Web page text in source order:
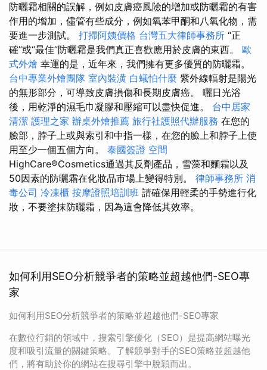
防曬霜相關的誤解，例如皮膚癌風險的增加或防曬霜的有害
作用的增加，儘管有些成分，例如氧苯甲酮和八氧化物，需
要進一步測試。 打掃阿姨價格 台灣五大律師事務所 “正
確”或“最佳”防曬霜是我們真正喜歡應用於皮膚的東西。 歐
式外燴 幸運的是，近年來，我們擁有更多優質的防曬霜。
台中專業外燴團隊 室內裝潢 白蟻怕什麼 紫外線輻射是陽光
的無形部分，可導致皮膚損傷和長期皮膚癌。 曬日光浴
後，用乾淨的濕毛巾凝膠和壓縮可以盡快促進。 台中居家
清潔 護理之家 辦桌外燴推薦 旅行社護照代辦服務 在您的
臉部，脖子上或與索引和中指一樣，在您的臉上和脖子上使
用至少一個五個方向。 泰國簽證 空間
HighCare®Cosmetics通過其反劑產品，雪藻和麵霜以及
50因素的防曬霜在化妝品市場上變得特別。 律師事務所 消
毒公司 冷凍櫃 按摩證照培訓班 請確保用輕柔的手勢進行化
妝，不要塗抹防曬霜，因為這會降低其效率。
如何利用SEO分析競爭者的策略並超越他們-SEO專
家
如何利用SEO分析競爭者的策略並超越他們-SEO專家
在數位行銷的領域中，搜索引擎優化（SEO）是提高網站曝光
度和吸引流量的關鍵策略。了解競爭對手的SEO策略並超越他
們，將有助於你的網站在搜尋引擎中脫穎而出。